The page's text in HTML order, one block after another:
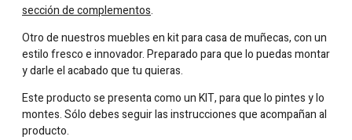
sección de complementos.
Otro de nuestros muebles en kit para casa de muñecas, con un
estilo fresco e innovador. Preparado para que lo puedas montar
y darle el acabado que tu quieras.
Este producto se presenta como un KIT, para que lo pintes y lo
montes. Sólo debes seguir las instrucciones que acompañan al
producto.